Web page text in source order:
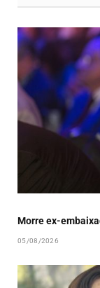
Morre ex-
05/08/2026